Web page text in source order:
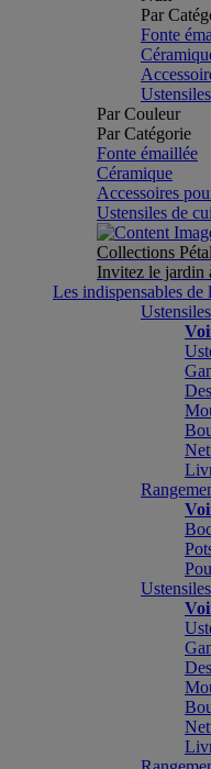
Par
Fonte
Par Couleur
Par Catégorie
Fonte émaillée
Céramique
Accessoires
Ustensiles de
Collections
Invitez le jardin
Les indispensables de